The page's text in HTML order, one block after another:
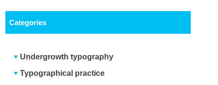
Categories
Undergrowth typography
Typographical practice